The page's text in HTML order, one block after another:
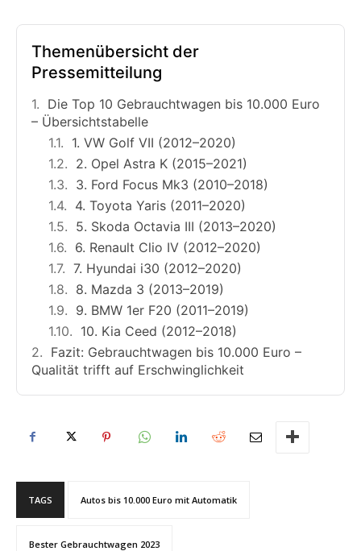
Themenübersicht der
Pressemitteilung
Die Top 10 Gebrauchtwagen bis 10.000 Euro
– Übersichtstabelle
1. VW Golf VII (2012–2020)
2. Opel Astra K (2015–2021)
3. Ford Focus Mk3 (2010–2018)
4. Toyota Yaris (2011–2020)
5. Skoda Octavia III (2013–2020)
6. Renault Clio IV (2012–2020)
7. Hyundai i30 (2012–2020)
8. Mazda 3 (2013–2019)
9. BMW 1er F20 (2011–2019)
10. Kia Ceed (2012–2018)
Fazit: Gebrauchtwagen bis 10.000 Euro –
Qualität trifft auf Erschwinglichkeit
TAGS Autos bis 10.000 Euro mit Automatik
Bester Gebrauchtwagen 2023